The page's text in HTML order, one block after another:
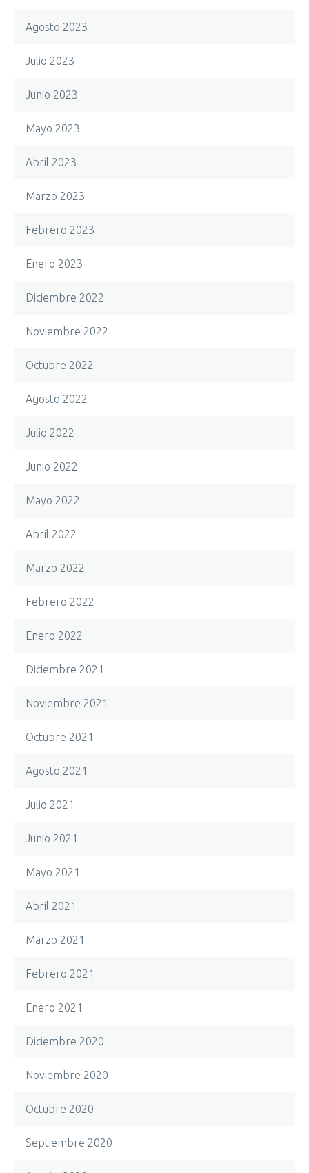
Agosto 2023
Julio 2023
Junio 2023
Mayo 2023
Abril 2023
Marzo 2023
Febrero 2023
Enero 2023
Diciembre 2022
Noviembre 2022
Octubre 2022
Agosto 2022
Julio 2022
Junio 2022
Mayo 2022
Abril 2022
Marzo 2022
Febrero 2022
Enero 2022
Diciembre 2021
Noviembre 2021
Octubre 2021
Agosto 2021
Julio 2021
Junio 2021
Mayo 2021
Abril 2021
Marzo 2021
Febrero 2021
Enero 2021
Diciembre 2020
Noviembre 2020
Octubre 2020
Septiembre 2020